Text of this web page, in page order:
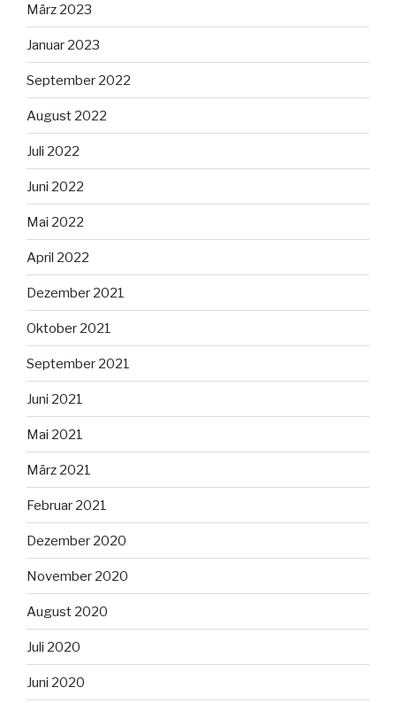
März 2023
Januar 2023
September 2022
August 2022
Juli 2022
Juni 2022
Mai 2022
April 2022
Dezember 2021
Oktober 2021
September 2021
Juni 2021
Mai 2021
März 2021
Februar 2021
Dezember 2020
November 2020
August 2020
Juli 2020
Juni 2020